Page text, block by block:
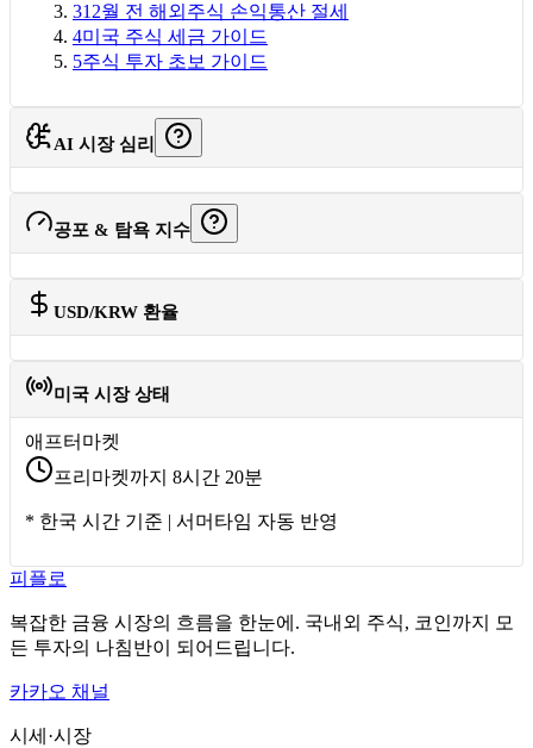
312월 전 해외주식 손익통산 절세
4미국 주식 세금 가이드
5주식 투자 초보 가이드
AI 시장 심리
공포 & 탐욕 지수
USD/KRW 환율
미국 시장 상태
애프터마켓
프리마켓까지 8시간 20분
* 한국 시간 기준 | 서머타임 자동 반영
피플로
복잡한 금융 시장의 흐름을 한눈에. 국내외 주식, 코인까지 모
든 투자의 나침반이 되어드립니다.
카카오 채널
시세·시장